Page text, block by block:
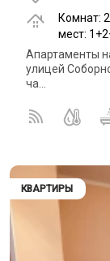
Комнат: 2
мест:
Апартаменты
улицей
ча...
КВАРТИРЫ